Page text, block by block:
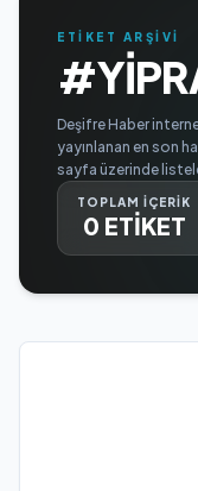
ETİKET ARŞİVİ
Deşifre Haber
yayınlanan en son
sayfa üzerinde
TOPLAM İÇERİK
0 ETİKET